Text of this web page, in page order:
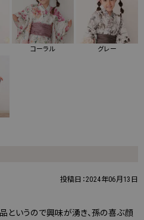
コーラル グレー
投稿日：2024年06月13日
いうので興味が湧き、孫の喜ぶ顔